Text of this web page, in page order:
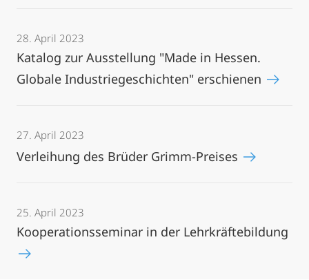
28. April 2023
Katalog zur Ausstellung "Made in Hessen.
Globale Industriegeschichten" erschienen
27. April 2023
Verleihung des Brüder Grimm-Preises
25. April 2023
Kooperationsseminar in der Lehrkräftebildung